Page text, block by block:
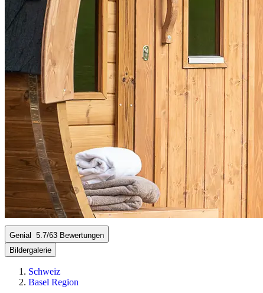
Genial 5.7/63 Bewertungen
Bildergalerie
Schweiz
Basel Region